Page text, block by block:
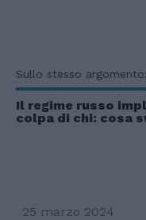
Sullo stesso argomento:
Il regime russo
colpa di chi: cosa
25 marzo 2024